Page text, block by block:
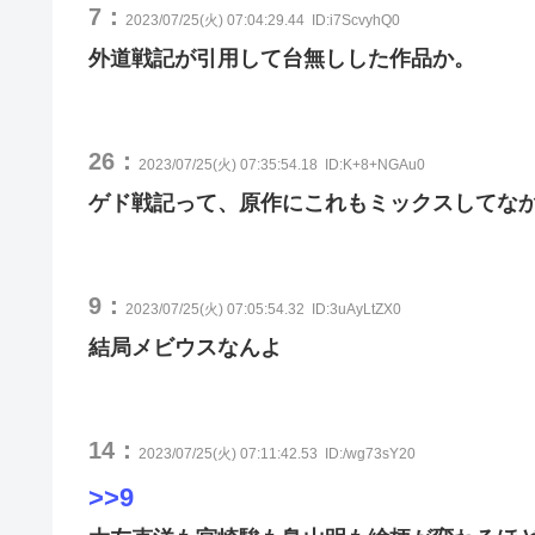
7： 2023/07/25(火) 07:04:29.44 ID:i7ScvyhQ0
外道戦記が引用して台無しした作品か。
26： 2023/07/25(火) 07:35:54.18 ID:K+8+NGAu0
ゲド戦記って、原作にこれもミックスしてな
9： 2023/07/25(火) 07:05:54.32 ID:3uAyLtZX0
結局メビウスなんよ
14： 2023/07/25(火) 07:11:42.53 ID:/wg73sY20
>>9